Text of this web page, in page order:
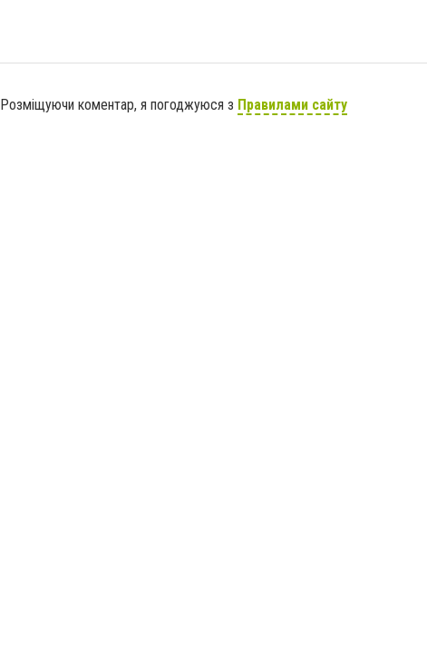
Розміщуючи коментар, я погоджуюся з Правилами сайту